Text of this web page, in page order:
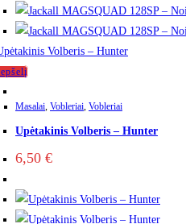
Masalai, Vobleriai, Vobleriai
Upėtakinis Volberis – Hunter
6,50 €